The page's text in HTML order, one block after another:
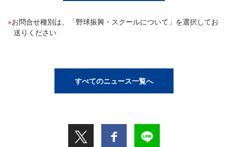
お問合せ種別は、「野球振興・スクールについて」を選択してお
送りください
すべてのニュース一覧へ